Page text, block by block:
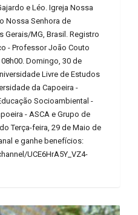
e Léo. Igreja Nossa
Nossa Senhora de
Gerais/MG, Brasil. Registro
- Professor João Couto
08h00. Domingo, 30 de
Livre de Estudos
da Capoeira -
Socioambiental -
- ASCA e Grupo de
Terça-feira, 29 de Maio de
e ganhe benefícios:
UCE6HrA5Y_VZ4-